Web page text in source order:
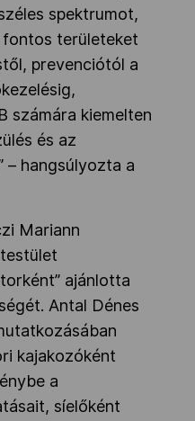
spektrumot,
fontos területeket
prevenciótól a
számára kiemelten
és az
– hangsúlyozta a
Mariann
ajánlotta
Antal Dénes
kajakozóként
a
síelőként